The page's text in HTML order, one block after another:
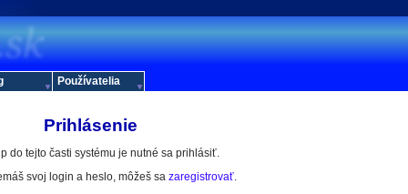
Prihlásenie
do tejto časti systému je nutné sa prihlásiť.
svoj login a heslo, môžeš sa zaregistrovať.
Používatelia